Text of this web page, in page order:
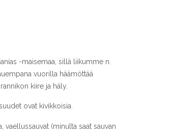
-maisemaa, sillä liikumme n.
vuorilla häämöttää
kiire ja häly.
ovat kivikkoisia.
(minulta saat sauvan